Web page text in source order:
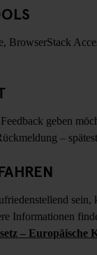
BrowserStack
geben
–
Informationen
– Europäische